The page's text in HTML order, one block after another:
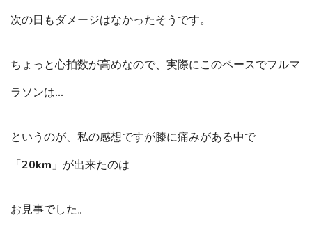
次の日もダメージはなかったそうです。
ちょっと心拍数が高めなので、実際にこのペースでフルマ
ラソンは…
というのが、私の感想ですが膝に痛みがある中で
「20km」が出来たのは
お見事でした。